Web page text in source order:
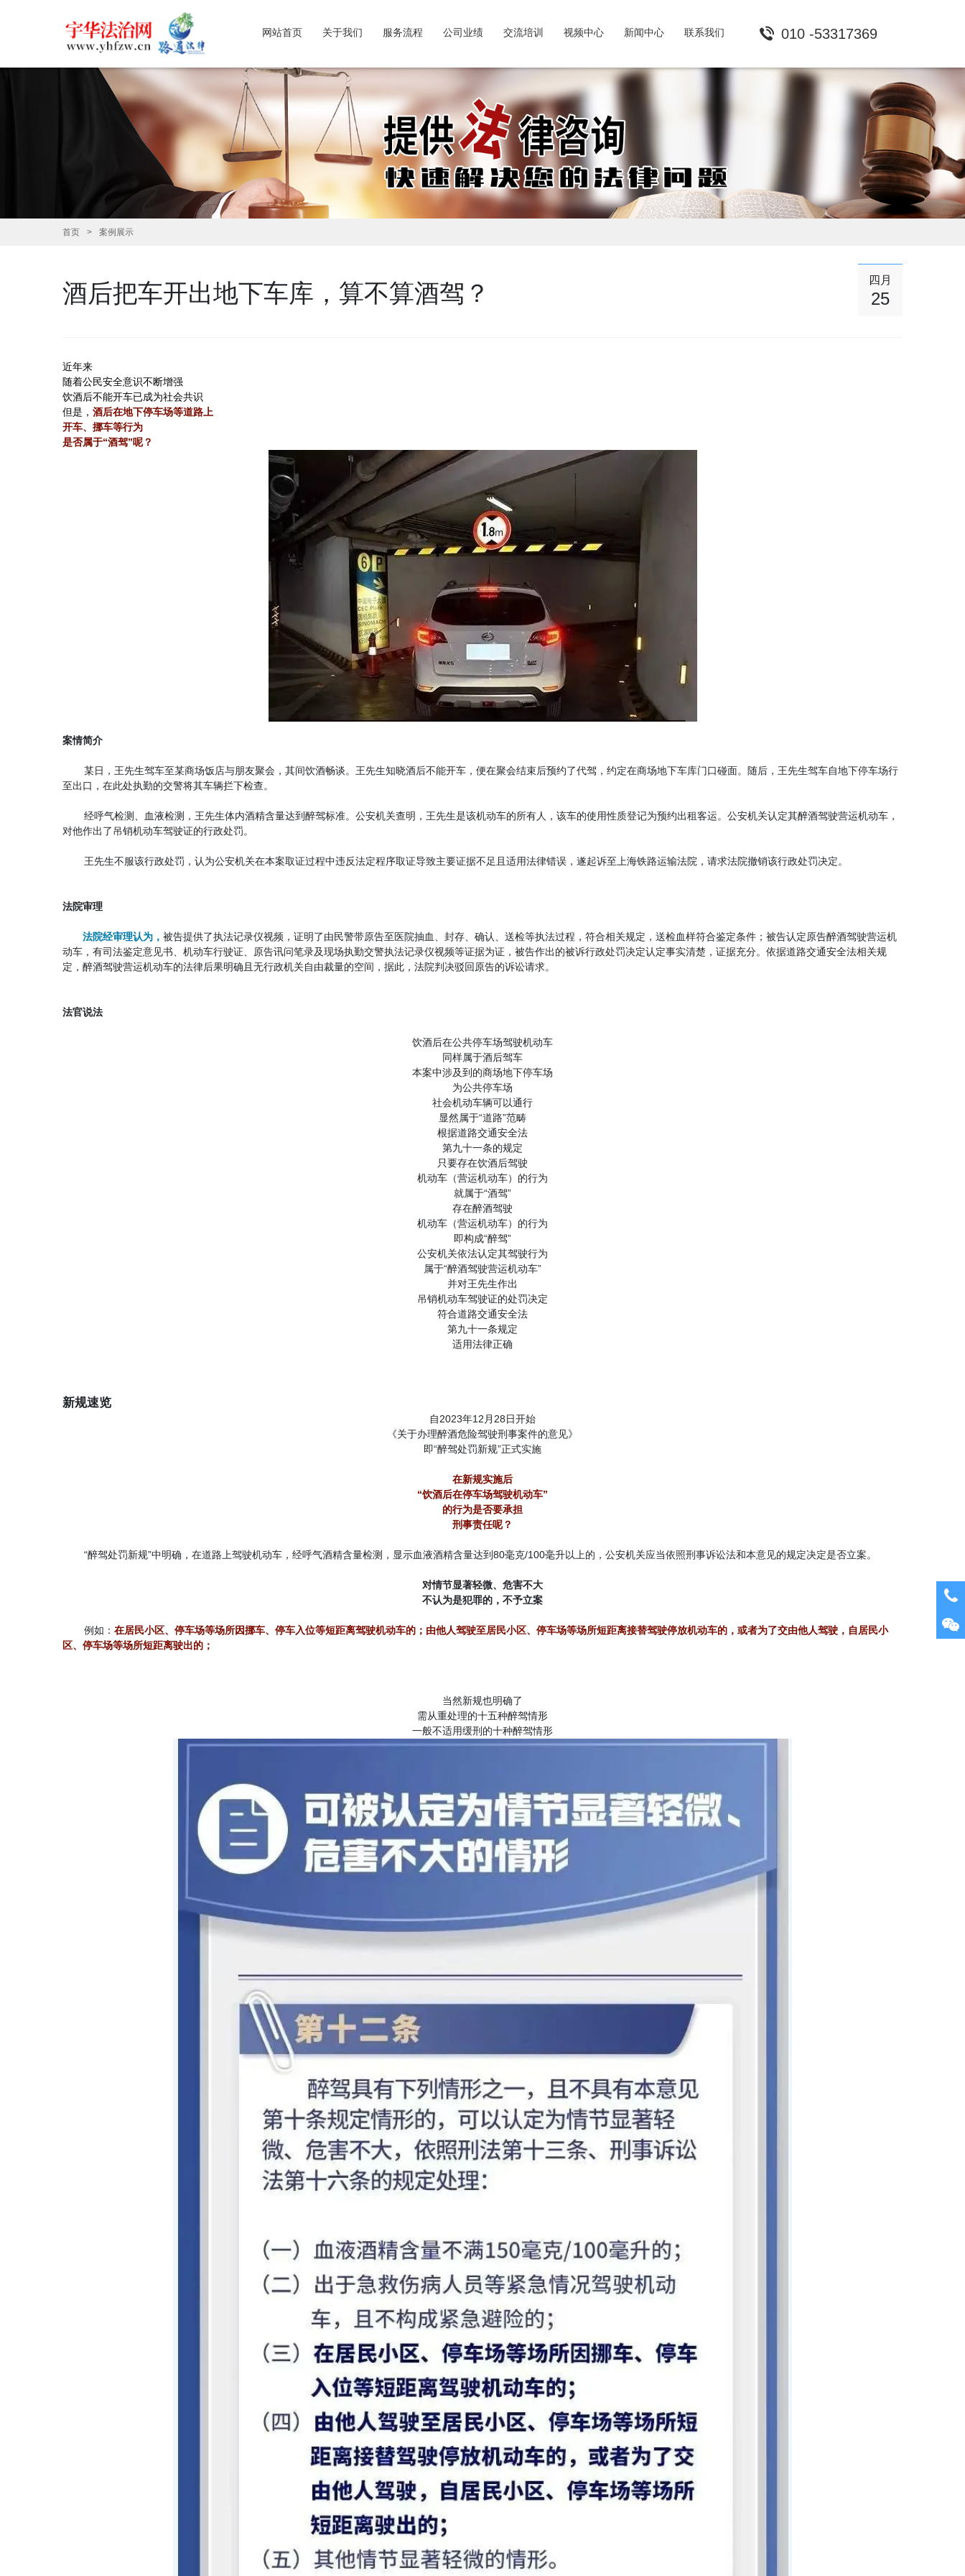
网站首页 关于我们 服务流程 公司业绩 交流培训 视频中心 新闻中心 联系我们 010 -53317369
首页 案例展示
酒后把车开出地下车库，算不算酒驾？ 四月
25
近年来
随着公民安全意识不断增强
饮酒后不能开车已成为社会共识
但是， 酒后在地下停车场等道路上
开车、挪车等行为
是否属于“酒驾”呢？
案情简介
某日，王先生驾车至某商场饭店与朋友聚会，其间饮酒畅谈。王先生知晓酒后不能开车，便在聚会结束后预约了代驾，约定在商场地下车库门口碰面。随后，王先生驾车自地下停车场行
至出口，在此处执勤的交警将其车辆拦下检查。
经呼气检测、血液检测，王先生体内酒精含量达到醉驾标准。公安机关查明，王先生是该机动车的所有人，该车的使用性质登记为预约出租客运。公安机关认定其醉酒驾驶营运机动车，
对他作出了吊销机动车驾驶证的行政处罚。
王先生不服该行政处罚，认为公安机关在本案取证过程中违反法定程序取证导致主要证据不足且适用法律错误，遂起诉至上海铁路运输法院，请求法院撤销该行政处罚决定。
法院审理
法院经审理认为， 被告提供了执法记录仪视频，证明了由民警带原告至医院抽血、封存、确认、送检等执法过程，符合相关规定，送检血样符合鉴定条件；被告认定原告醉酒驾驶营运机
动车，有司法鉴定意见书、机动车行驶证、原告讯问笔录及现场执勤交警执法记录仪视频等证据为证，被告作出的被诉行政处罚决定认定事实清楚，证据充分。依据道路交通安全法相关规
定，醉酒驾驶营运机动车的法律后果明确且无行政机关自由裁量的空间，据此，法院判决驳回原告的诉讼请求。
法官说法
饮酒后在公共停车场驾驶机动车
同样属于酒后驾车
本案中涉及到的商场地下停车场
为公共停车场
社会机动车辆可以通行
显然属于“道路”范畴
根据道路交通安全法
第九十一条的规定
只要存在饮酒后驾驶
机动车（营运机动车）的行为
就属于“酒驾”
存在醉酒驾驶
机动车（营运机动车）的行为
即构成“醉驾”
公安机关依法认定其驾驶行为
属于“醉酒驾驶营运机动车”
并对王先生作出
吊销机动车驾驶证的处罚决定
符合道路交通安全法
第九十一条规定
适用法律正确
新规速览
自2023年12月28日开始
《关于办理醉酒危险驾驶刑事案件的意见》
即“醉驾处罚新规”正式实施
在新规实施后
“饮酒后在停车场驾驶机动车”
的行为是否要承担
刑事责任呢？
“醉驾处罚新规”中明确，在道路上驾驶机动车，经呼气酒精含量检测，显示血液酒精含量达到80毫克/100毫升以上的，公安机关应当依照刑事诉讼法和本意见的规定决定是否立案。
对情节显著轻微、危害不大
不认为是犯罪的，不予立案
例如： 在居民小区、停车场等场所因挪车、停车入位等短距离驾驶机动车的；由他人驾驶至居民小区、停车场等场所短距离接替驾驶停放机动车的，或者为了交由他人驾驶，自居民小
区、停车场等场所短距离驶出的；
当然新规也明确了
需从重处理的十五种醉驾情形
一般不适用缓刑的十种醉驾情形